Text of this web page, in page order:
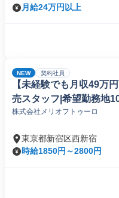
月給24万円以上
NEW 契約社員
【未経験でも月収49万
売スタッフ|希望勤務地
株式会社メリオフトゥーロ
東京都新宿区西新宿
時給1850円～2800円